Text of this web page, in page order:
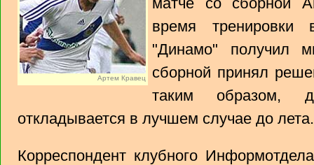
Артем Кравец
время
"Динамо" получил
сборной принял
таким образом,
откладывается в лучшем случае до лета.
Корреспондент клубного